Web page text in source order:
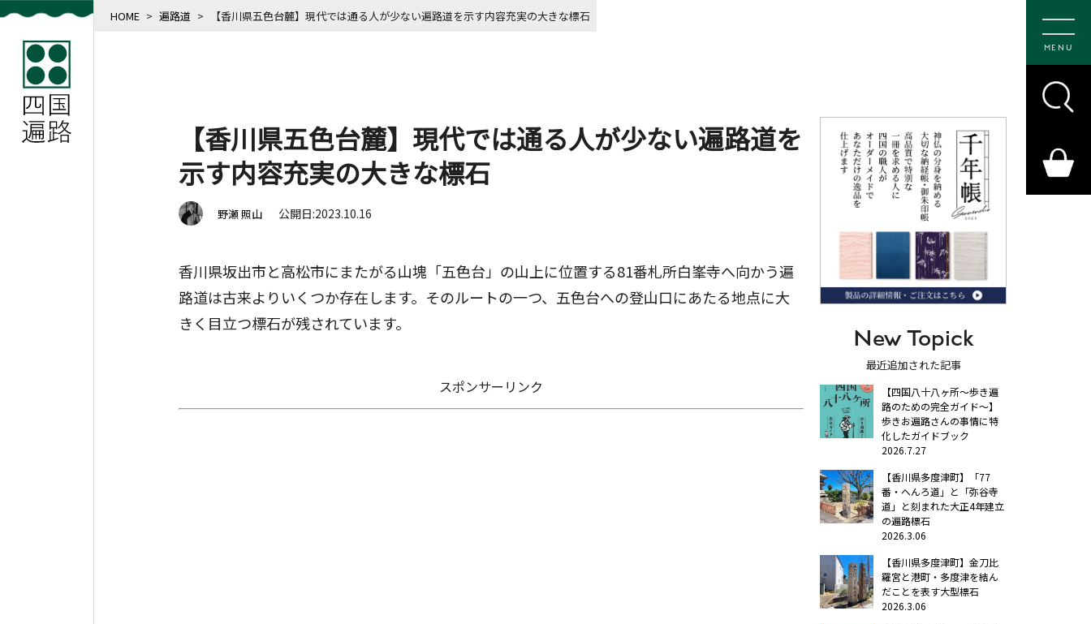
MENU
HOME > 遍路道 > 【香川県五色台麓】現代では通る人が少ない遍路道を示す内容充実の大きな標石
【香川県五色台麓】現代では通る人が少ない遍路道を
示す内容充実の大きな標石
野瀬 照山 公開日:2023.10.16
香川県坂出市と高松市にまたがる山塊「五色台」の山上に位置する81番札所白峯寺へ向かう遍
路道は古来よりいくつか存在します。そのルートの一つ、五色台への登山口にあたる地点に大
きく目立つ標石が残されています。
スポンサーリンク
New Topick
最近追加された記事
【四国八十八ヶ所～歩き遍
路のための完全ガイド～】
歩きお遍路さんの事情に特
化したガイドブック
2026.7.27
【香川県多度津町】「77
番・へんろ道」と「弥谷寺
道」と刻まれた大正4年建立
の遍路標石
2026.3.06
【香川県多度津町】金刀比
羅宮と港町・多度津を結ん
だことを表す大型標石
2026.3.06